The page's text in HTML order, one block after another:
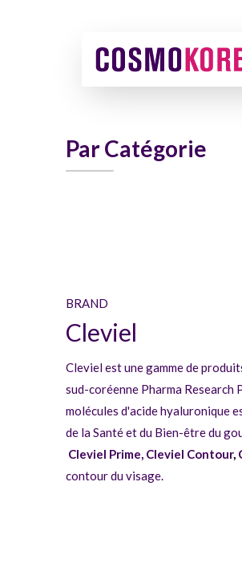
Par Catégorie
BRAND
Cleviel
Cleviel est une gamme de
sud-coréenne Pharma
molécules d'acide hyaluronique
de la Santé et du Bien-être du
Cleviel Prime, Cleviel Contour,
contour du visage.